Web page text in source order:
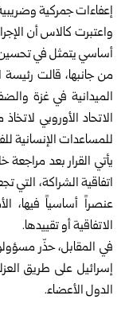
إعفاءات جمركية
واعتبرت كالاس أن
أساسي يتمثل في تحسين
من جانبها، قالت
الميدانية في غزة
الاتحاد الأوروبي
للمساعدات الإنسانية
يأتي القرار بعد
اتفاقية الشراكة، التي
عنصراً أساسياً فيها،
الاتفاقية أو تقييدها.
في المقابل، حذّر
إسرائيل على طريق
الدول الأعضاء.